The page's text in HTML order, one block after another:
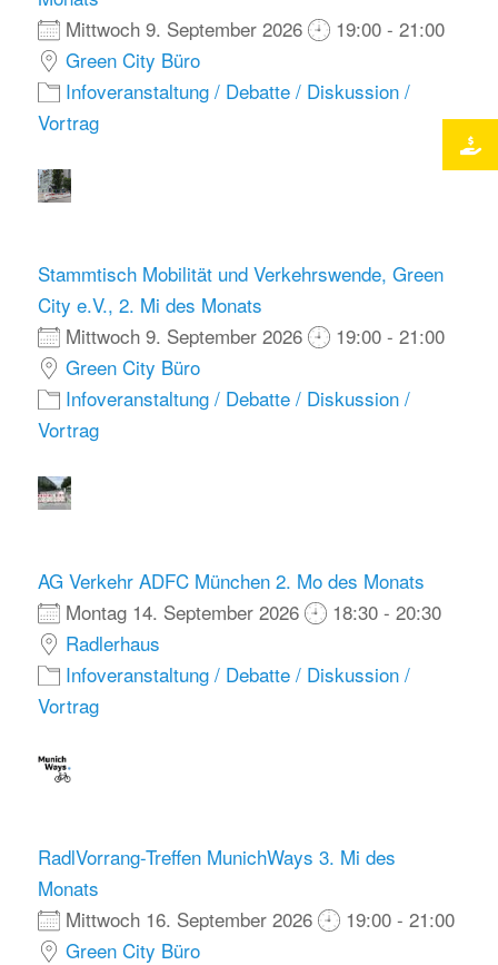
Mittwoch 9. September 2026
19:00 - 21:00
Green City Büro
Infoveranstaltung / Debatte / Diskussion /
Vortrag
Stammtisch Mobilität und Verkehrswende, Green
City e.V., 2. Mi des Monats
Mittwoch 9. September 2026
19:00 - 21:00
Green City Büro
Infoveranstaltung / Debatte / Diskussion /
Vortrag
AG Verkehr ADFC München 2. Mo des Monats
Montag 14. September 2026
18:30 - 20:30
Radlerhaus
Infoveranstaltung / Debatte / Diskussion /
Vortrag
RadlVorrang-Treffen MunichWays 3. Mi des
Monats
Mittwoch 16. September 2026
19:00 - 21:00
Green City Büro